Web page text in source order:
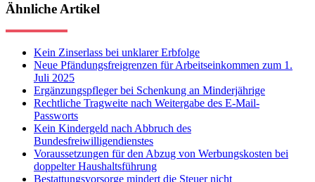
Ähnliche Artikel
Kein Zinserlass bei unklarer Erbfolge
Neue Pfändungsfreigrenzen für Arbeitseinkommen zum 1.
Juli 2025
Ergänzungspfleger bei Schenkung an Minderjährige
Rechtliche Tragweite nach Weitergabe des E-Mail-
Passworts
Kein Kindergeld nach Abbruch des
Bundesfreiwilligendienstes
Voraussetzungen für den Abzug von Werbungskosten bei
doppelter Haushaltsführung
Bestattungsvorsorge mindert die Steuer nicht